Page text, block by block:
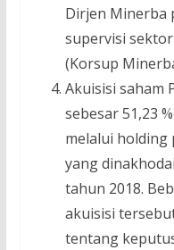
Dirjen Minerba
supervisi
(Korsup
Akuisisi saham
sebesar 51,23
melalui holding
yang
tahun 2018.
akuisisi
tentang